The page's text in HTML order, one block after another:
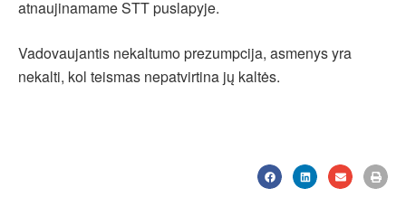
atnaujinamame STT puslapyje.
Vadovaujantis nekaltumo prezumpcija, asmenys yra
nekalti, kol teismas nepatvirtina jų kaltės.